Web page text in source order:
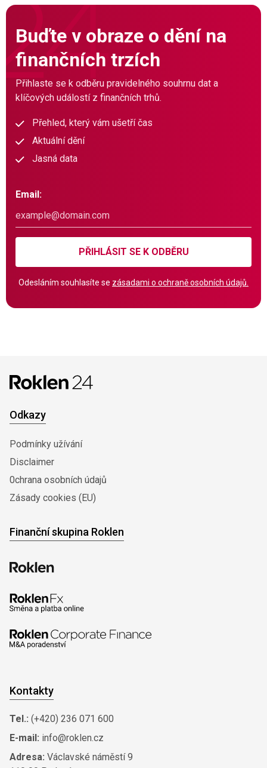
Buďte v obraze o dění na
finančních trzích
Přihlaste se k odběru pravidelného souhrnu dat a
klíčových událostí z finančních trhů.
Přehled, který vám ušetří čas
Aktuální dění
Jasná data
Email:
PŘIHLÁSIT SE K ODBĚRU
Odesláním souhlasíte se zásadami o ochraně osobních údajů.
Odkazy
Podmínky užívání
Disclaimer
0chrana osobních údajů
Zásady cookies (EU)
Finanční skupina Roklen
Kontakty
Tel.: (+420) 236 071 600
E-mail: info@roklen.cz
Adresa: Václavské náměstí 9